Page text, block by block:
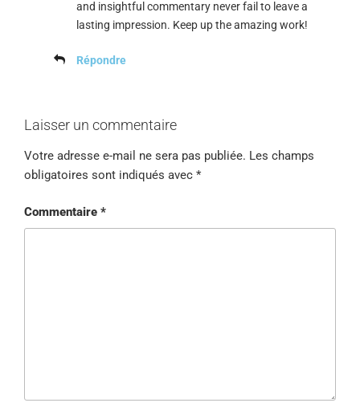
and insightful commentary never fail to leave a
lasting impression. Keep up the amazing work!
Répondre
Laisser un commentaire
Votre adresse e-mail ne sera pas publiée. Les champs
obligatoires sont indiqués avec *
Commentaire *